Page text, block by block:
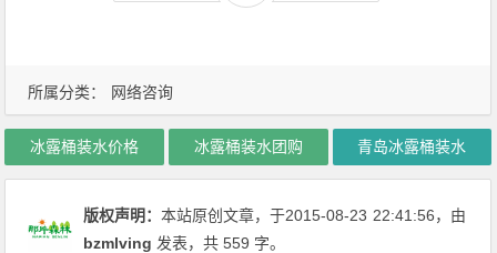
所属分类： 网络咨询
冰露桶装水价格 冰露桶装水团购 青岛冰露桶装水
版权声明：本站原创文章，于2015-08-23 22:41:56，由
bzmlving 发表，共 559 字。